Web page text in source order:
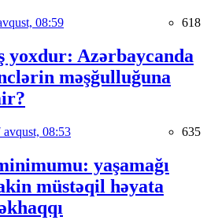
08:59 618
yoxdur: Azərbaycanda
məşğulluğuna
avqust, 08:53 635
yaşamağı
müstəqil həyata